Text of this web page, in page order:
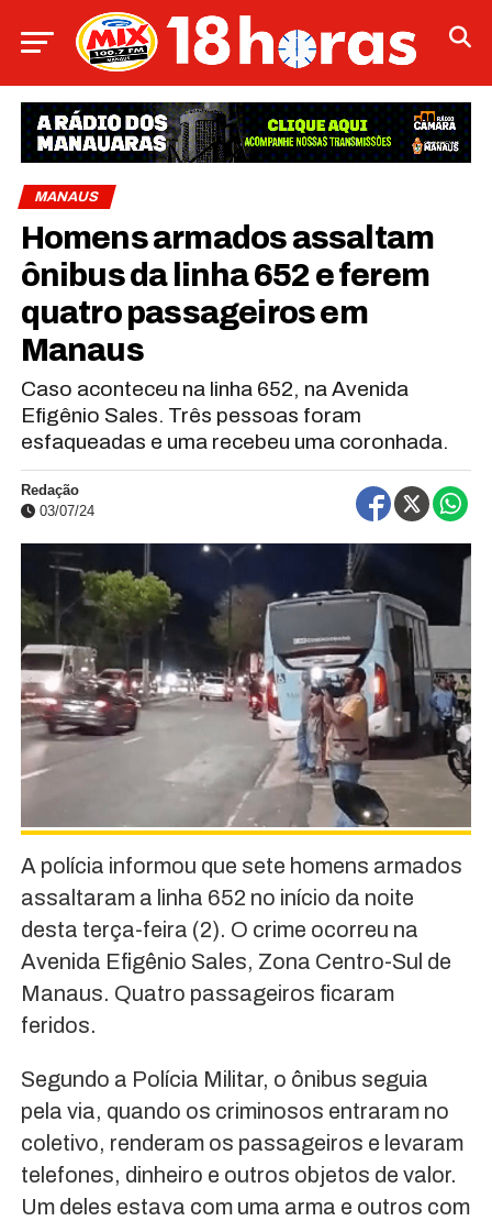
MANAUS
Homens armados assaltam
ônibus da linha 652 e ferem
quatro passageiros em
Manaus
Caso aconteceu na linha 652, na Avenida
Efigênio Sales. Três pessoas foram
esfaqueadas e uma recebeu uma coronhada.
Redação
03/07/24
A polícia informou que sete homens armados
assaltaram a linha 652 no início da noite
desta terça-feira (2). O crime ocorreu na
Avenida Efigênio Sales, Zona Centro-Sul de
Manaus. Quatro passageiros ficaram
feridos.
Segundo a Polícia Militar, o ônibus seguia
pela via, quando os criminosos entraram no
coletivo, renderam os passageiros e levaram
telefones, dinheiro e outros objetos de valor.
Um deles estava com uma arma e outros com